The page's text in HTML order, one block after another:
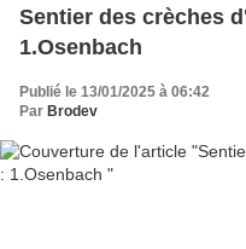
Sentier des crèches
1.Osenbach
Publié le 13/01/2025 à 06:42
Par Brodev